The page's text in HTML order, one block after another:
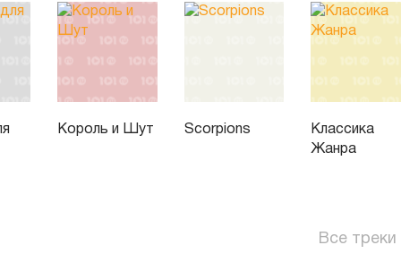
Король и Шут Scorpions
Классика
Жанра
Все треки